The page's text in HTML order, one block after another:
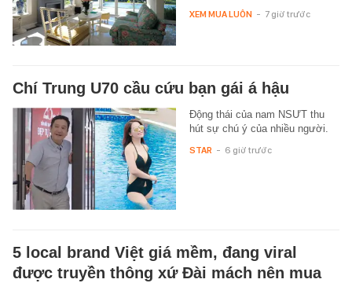
XEM MUA LUÔN - 7 giờ trước
Chí Trung U70 cầu cứu bạn gái á hậu
Động thái của nam NSƯT thu
hút sự chú ý của nhiều người.
STAR - 6 giờ trước
5 local brand Việt giá mềm, đang viral
được truyền thông xứ Đài mách nên mua